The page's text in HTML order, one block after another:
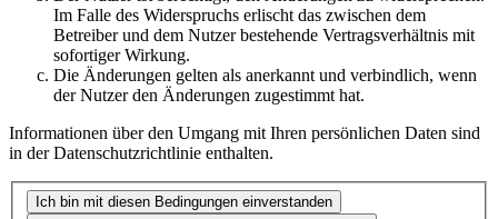
Im Falle des Widerspruchs erlischt das zwischen dem
Betreiber und dem Nutzer bestehende Vertragsverhältnis mit
sofortiger Wirkung.
Die Änderungen gelten als anerkannt und verbindlich, wenn
der Nutzer den Änderungen zugestimmt hat.
Informationen über den Umgang mit Ihren persönlichen Daten sind
in der Datenschutzrichtlinie enthalten.